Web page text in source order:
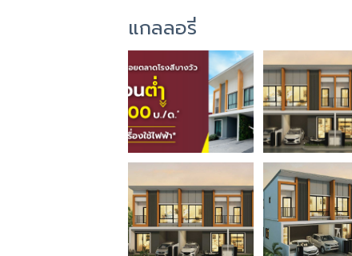
แกลลอรี่